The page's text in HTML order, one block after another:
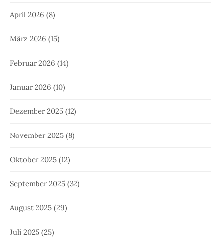
April 2026 (8)
März 2026 (15)
Februar 2026 (14)
Januar 2026 (10)
Dezember 2025 (12)
November 2025 (8)
Oktober 2025 (12)
September 2025 (32)
August 2025 (29)
Juli 2025 (25)